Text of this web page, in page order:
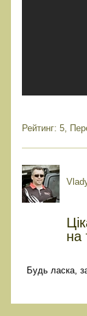
Рейтинг: 5,
на
Будь ласка,